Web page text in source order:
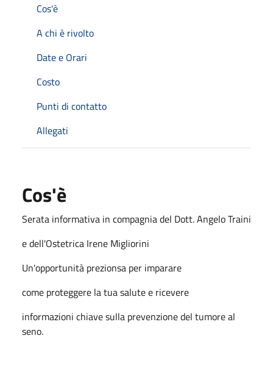
Cos'è
A chi è rivolto
Date e Orari
Costo
Punti di contatto
Allegati
Cos'è
Serata informativa in compagnia del Dott. Angelo Traini
e dell'Ostetrica Irene Migliorini
Un'opportunità prezionsa per imparare
come proteggere la tua salute e ricevere
informazioni chiave sulla prevenzione del tumore al
seno.